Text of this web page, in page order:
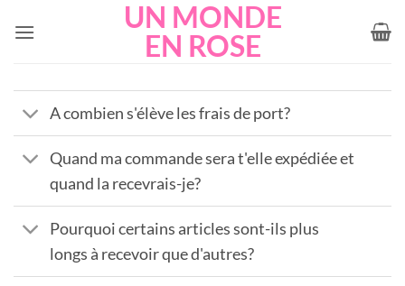
UN MONDE
EN ROSE
A combien s'élève les frais de port?
Quand ma commande sera t'elle expédiée et
quand la recevrais-je?
Pourquoi certains articles sont-ils plus
longs à recevoir que d'autres?